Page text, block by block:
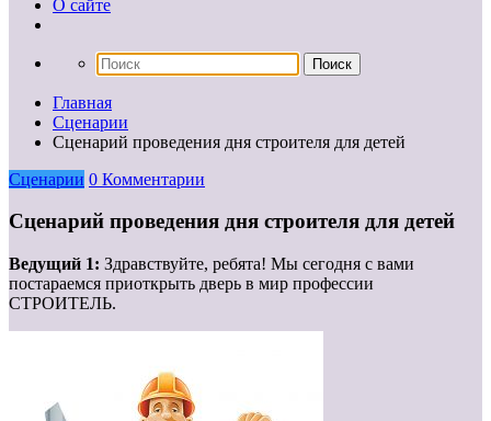
О сайте
Главная
Сценарии
Сценарий проведения дня строителя для детей
Сценарии 0 Комментарии
Сценарий проведения дня строителя для детей
Ведущий 1: Здравствуйте, ребята! Мы сегодня с вами
постараемся приоткрыть дверь в мир профессии
СТРОИТЕЛЬ.